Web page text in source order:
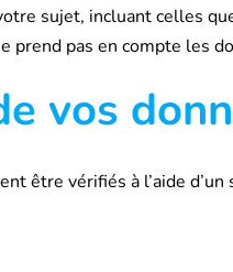
sujet, incluant celles
prend pas en compte les
vos
être vérifiés à l’aide